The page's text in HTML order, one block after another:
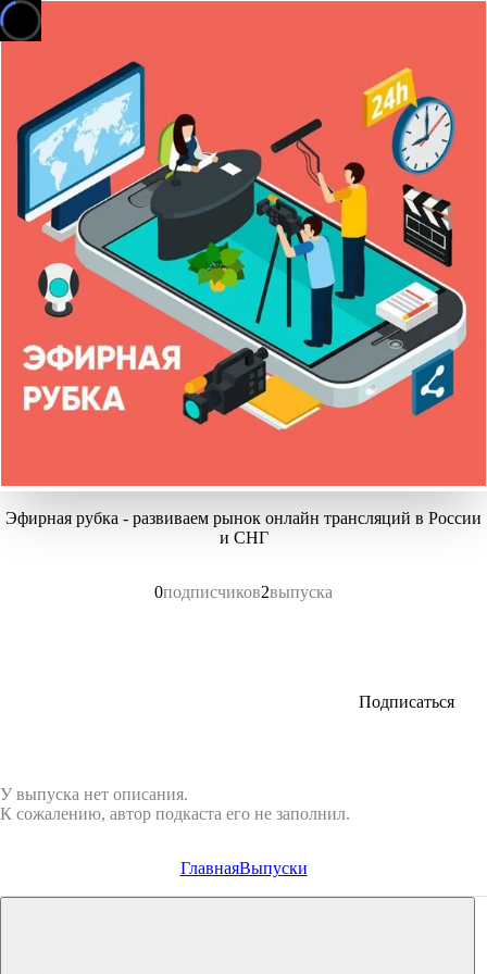
Эфирная рубка - развиваем рынок онлайн трансляций в России
и СНГ
0подписчиков2выпуска
Подписаться
У выпуска нет описания.
К сожалению, автор подкаста его не заполнил.
ГлавнаяВыпуски